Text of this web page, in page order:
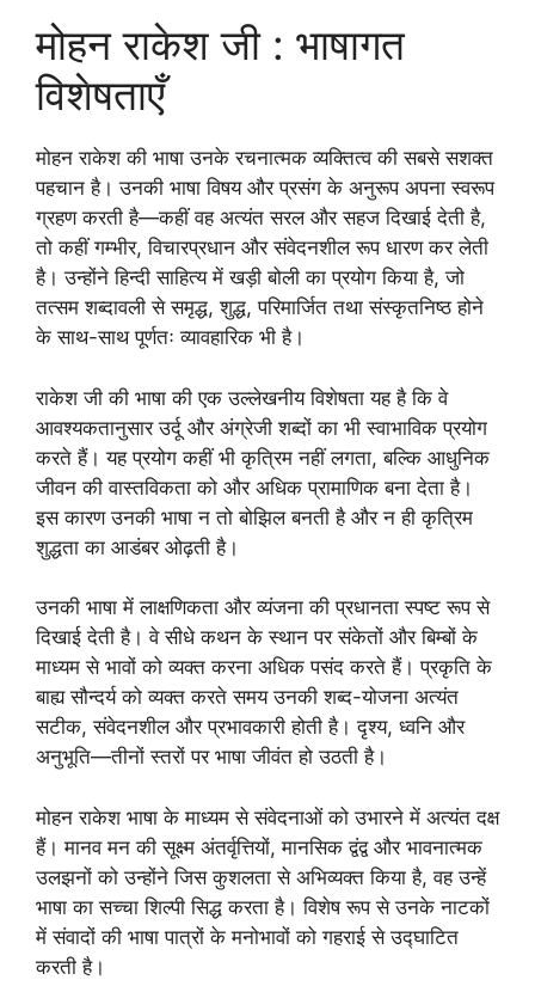
मोहन राकेश जी : भाषागत
विशेषताएँ
मोहन राकेश की भाषा उनके रचनात्मक व्यक्तित्व की सबसे सशक्त
पहचान है। उनकी भाषा विषय और प्रसंग के अनुरूप अपना स्वरूप
ग्रहण करती है—कहीं वह अत्यंत सरल और सहज दिखाई देती है,
तो कहीं गम्भीर, विचारप्रधान और संवेदनशील रूप धारण कर लेती
है। उन्होंने हिन्दी साहित्य में खड़ी बोली का प्रयोग किया है, जो
तत्सम शब्दावली से समृद्ध, शुद्ध, परिमार्जित तथा संस्कृतनिष्ठ होने
के साथ-साथ पूर्णतः व्यावहारिक भी है।
राकेश जी की भाषा की एक उल्लेखनीय विशेषता यह है कि वे
आवश्यकतानुसार उर्दू और अंग्रेजी शब्दों का भी स्वाभाविक प्रयोग
करते हैं। यह प्रयोग कहीं भी कृत्रिम नहीं लगता, बल्कि आधुनिक
जीवन की वास्तविकता को और अधिक प्रामाणिक बना देता है।
इस कारण उनकी भाषा न तो बोझिल बनती है और न ही कृत्रिम
शुद्धता का आडंबर ओढ़ती है।
उनकी भाषा में लाक्षणिकता और व्यंजना की प्रधानता स्पष्ट रूप से
दिखाई देती है। वे सीधे कथन के स्थान पर संकेतों और बिम्बों के
माध्यम से भावों को व्यक्त करना अधिक पसंद करते हैं। प्रकृति के
बाह्य सौन्दर्य को व्यक्त करते समय उनकी शब्द-योजना अत्यंत
सटीक, संवेदनशील और प्रभावकारी होती है। दृश्य, ध्वनि और
अनुभूति—तीनों स्तरों पर भाषा जीवंत हो उठती है।
मोहन राकेश भाषा के माध्यम से संवेदनाओं को उभारने में अत्यंत दक्ष
हैं। मानव मन की सूक्ष्म अंतर्वृत्तियों, मानसिक द्वंद्व और भावनात्मक
उलझनों को उन्होंने जिस कुशलता से अभिव्यक्त किया है, वह उन्हें
भाषा का सच्चा शिल्पी सिद्ध करता है। विशेष रूप से उनके नाटकों
में संवादों की भाषा पात्रों के मनोभावों को गहराई से उद्घाटित
करती है।